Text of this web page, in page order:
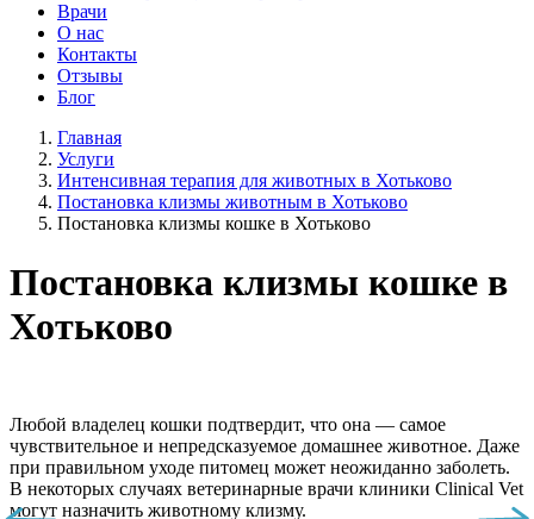
Врачи
О нас
Контакты
Отзывы
Блог
Главная
Услуги
Интенсивная терапия для животных в Хотьково
Постановка клизмы животным в Хотьково
Постановка клизмы кошке в Хотьково
Постановка клизмы кошке в
Хотьково
Любой владелец кошки подтвердит, что она — самое
чувствительное и непредсказуемое домашнее животное. Даже
при правильном уходе питомец может неожиданно заболеть.
В некоторых случаях ветеринарные врачи клиники Clinical Vet
могут назначить животному клизму.